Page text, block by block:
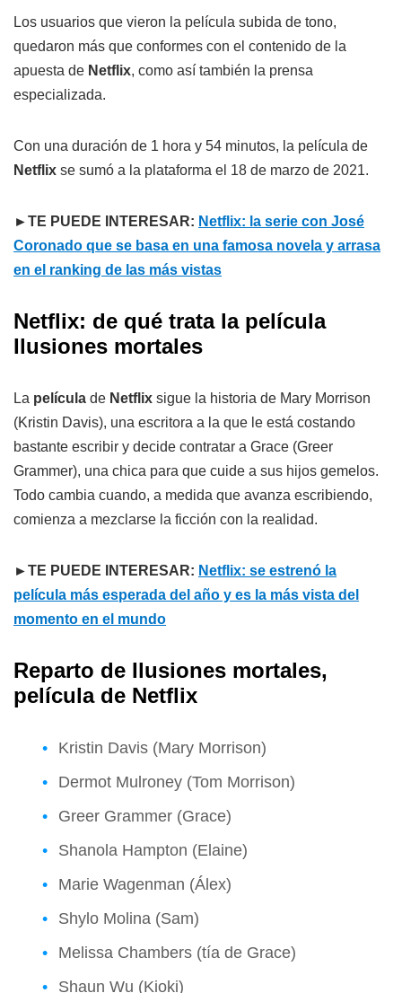
Los usuarios que vieron la película subida de tono,
quedaron más que conformes con el contenido de la
apuesta de Netflix, como así también la prensa
especializada.
Con una duración de 1 hora y 54 minutos, la película de
Netflix se sumó a la plataforma el 18 de marzo de 2021.
►TE PUEDE INTERESAR: Netflix: la serie con José
Coronado que se basa en una famosa novela y arrasa
en el ranking de las más vistas
Netflix: de qué trata la película
Ilusiones mortales
La película de Netflix sigue la historia de Mary Morrison
(Kristin Davis), una escritora a la que le está costando
bastante escribir y decide contratar a Grace (Greer
Grammer), una chica para que cuide a sus hijos gemelos.
Todo cambia cuando, a medida que avanza escribiendo,
comienza a mezclarse la ficción con la realidad.
►TE PUEDE INTERESAR: Netflix: se estrenó la
película más esperada del año y es la más vista del
momento en el mundo
Reparto de Ilusiones mortales,
película de Netflix
Kristin Davis (Mary Morrison)
Dermot Mulroney (Tom Morrison)
Greer Grammer (Grace)
Shanola Hampton (Elaine)
Marie Wagenman (Álex)
Shylo Molina (Sam)
Melissa Chambers (tía de Grace)
Shaun Wu (Kioki)